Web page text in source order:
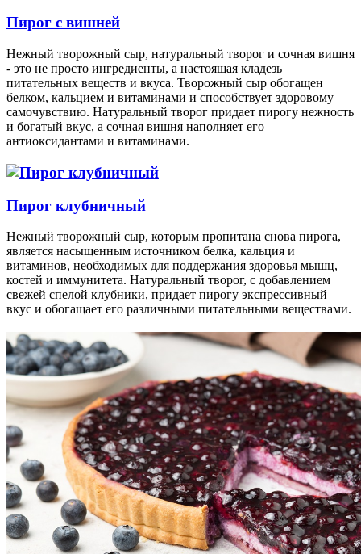
Пирог с вишней
Нежный творожный сыр, натуральный творог и сочная вишня
- это не просто ингредиенты, а настоящая кладезь
питательных веществ и вкуса. Творожный сыр обогащен
белком, кальцием и витаминами и способствует здоровому
самочувствию. Натуральный творог придает пирогу нежность
и богатый вкус, а сочная вишня наполняет его
антиоксидантами и витаминами.
Пирог клубничный
Нежный творожный сыр, которым пропитана снова пирога,
является насыщенным источником белка, кальция и
витаминов, необходимых для поддержания здоровья мышц,
костей и иммунитета. Натуральный творог, с добавлением
свежей спелой клубники, придает пирогу экспрессивный
вкус и обогащает его различными питательными веществами.